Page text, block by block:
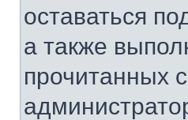
оставаться
а также
прочитанных